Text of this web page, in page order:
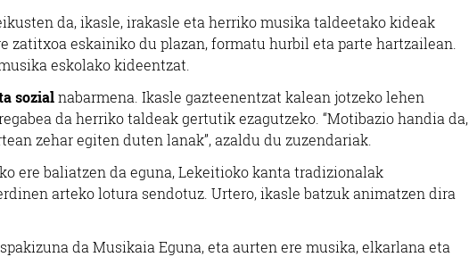
da, ikasle, irakasle eta herriko musika taldeetako kideak
zatitxoa eskainiko du plazan, formatu hurbil eta parte hartzailean.
eskolako kideentzat.
sozialnabarmena. Ikasle gazteenentzat kalean jotzeko lehen
da herriko taldeak gertutik ezagutzeko. “Motibazio handia da,
zehar egiten duten lanak”, azaldu du zuzendariak.
ere baliatzen da eguna, Lekeitioko kanta tradizionalak
arteko lotura sendotuz. Urtero, ikasle batzuk animatzen dira
da Musikaia Eguna, eta aurten ere musika, elkarlana eta